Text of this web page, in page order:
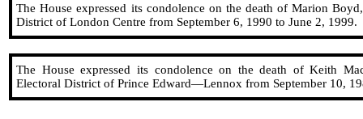
The House expressed its condolence on the death of Marion
District of London Centre from September 6, 1990 to June 2, 1999.
The House expressed its condolence on the death of Keith
Electoral District of Prince Edward—Lennox from September 10,